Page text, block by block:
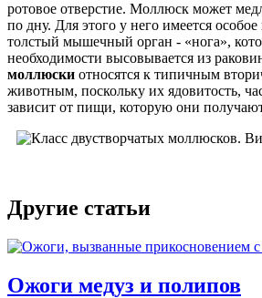
ротовое отверстие. Моллюск может
по дну. Для этого у него имеется
толстый мышечный орган - «нога»,
необходимости высовывается из
моллюски относятся к типичным
животным, поскольку их ядовитость,
зависит от пищи, которую они
Другие статьи
Ожоги медуз и полипов